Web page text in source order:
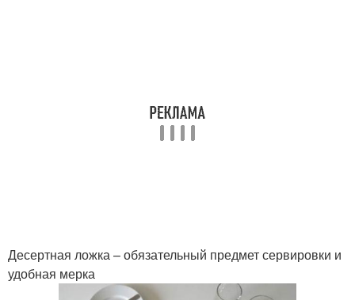
Десертная ложка – обязательный предмет сервировки и
удобная мерка